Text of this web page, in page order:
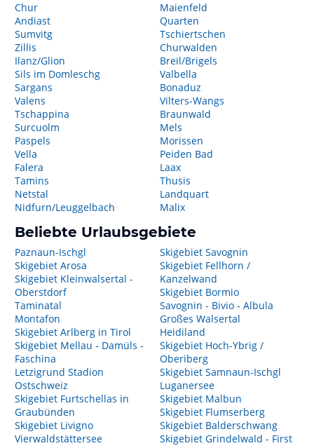
Chur
Andiast
Sumvitg
Zillis
Ilanz/Glion
Sils im Domleschg
Sargans
Valens
Tschappina
Surcuolm
Paspels
Vella
Falera
Tamins
Netstal
Nidfurn/Leuggelbach
Maienfeld
Quarten
Tschiertschen
Churwalden
Breil/Brigels
Valbella
Bonaduz
Vilters-Wangs
Braunwald
Mels
Morissen
Peiden Bad
Laax
Thusis
Landquart
Malix
Beliebte Urlaubsgebiete
Paznaun-Ischgl
Skigebiet Arosa
Skigebiet Kleinwalsertal -
Oberstdorf
Taminatal
Montafon
Skigebiet Arlberg in Tirol
Skigebiet Mellau - Damüls -
Faschina
Letzigrund Stadion
Ostschweiz
Skigebiet Furtschellas in
Graubünden
Skigebiet Livigno
Vierwaldstättersee
Skigebiet Savognin
Skigebiet Fellhorn /
Kanzelwand
Skigebiet Bormio
Savognin - Bivio - Albula
Großes Walsertal
Heidiland
Skigebiet Hoch-Ybrig /
Oberiberg
Skigebiet Samnaun-Ischgl
Luganersee
Skigebiet Malbun
Skigebiet Flumserberg
Skigebiet Balderschwang
Skigebiet Grindelwald - First